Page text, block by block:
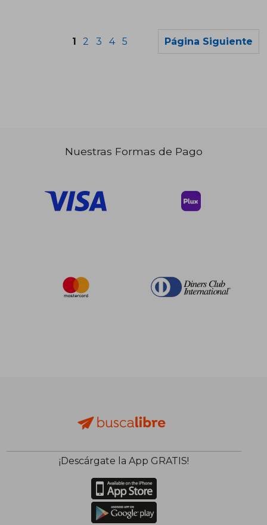
$ 280.86 40%
40%
$ 222.53
45%
dcto.
1 2 3 4 5 Página Siguiente
Nuestras Formas de Pago
¡Descárgate la App GRATIS!